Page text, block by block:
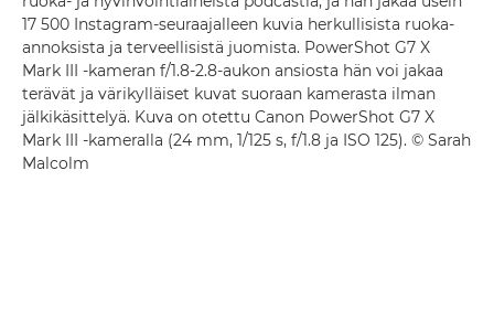
17 500 Instagram-seuraajalleen kuvia herkullisista ruoka-
annoksista ja terveellisistä juomista. PowerShot G7 X
Mark III -kameran f/1.8-2.8-aukon ansiosta hän voi jakaa
terävät ja värikylläiset kuvat suoraan kamerasta ilman
jälkikäsittelyä. Kuva on otettu Canon PowerShot G7 X
Mark III -kameralla (24 mm, 1/125 s, f/1.8 ja ISO 125). © Sarah
Malcolm